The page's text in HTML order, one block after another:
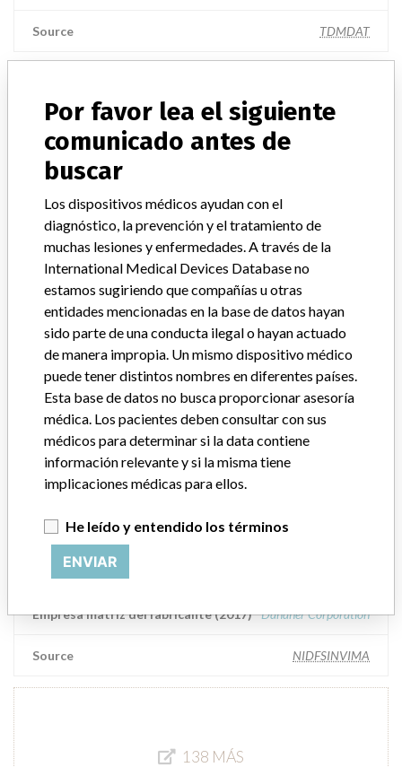
Source TDMDAT
Empresa matriz del fabricante (2017) Danaher Corporation
Source
BECKMAN COULTER || Importer: ROCHEM
BIOCARE COLOMBIA S.A
Empresa matriz del fabricante (2017) Danaher Corporation
Source NIDFSINVIMA
BECKMAN COULTER || Imported by:
ANALISIS TÉCNICOS LTDA Y ROCHEM ||
BIOCARE DE COLOMBIA S.A.S
Empresa matriz del fabricante (2017)
Beckman Coulter Inc
Empresa matriz del fabricante (2017) Danaher Corporation
Source NIDFSINVIMA
138 MÁS
Por favor lea el siguiente
comunicado antes de
buscar
Los dispositivos médicos ayudan con el
diagnóstico, la prevención y el tratamiento de
muchas lesiones y enfermedades. A través de la
International Medical Devices Database no
estamos sugiriendo que compañías u otras
entidades mencionadas en la base de datos hayan
sido parte de una conducta ilegal o hayan actuado
de manera impropia. Un mismo dispositivo médico
puede tener distintos nombres en diferentes países.
Esta base de datos no busca proporcionar asesoría
médica. Los pacientes deben consultar con sus
médicos para determinar si la data contiene
información relevante y si la misma tiene
implicaciones médicas para ellos.
He leído y entendido los términos
ENVIAR